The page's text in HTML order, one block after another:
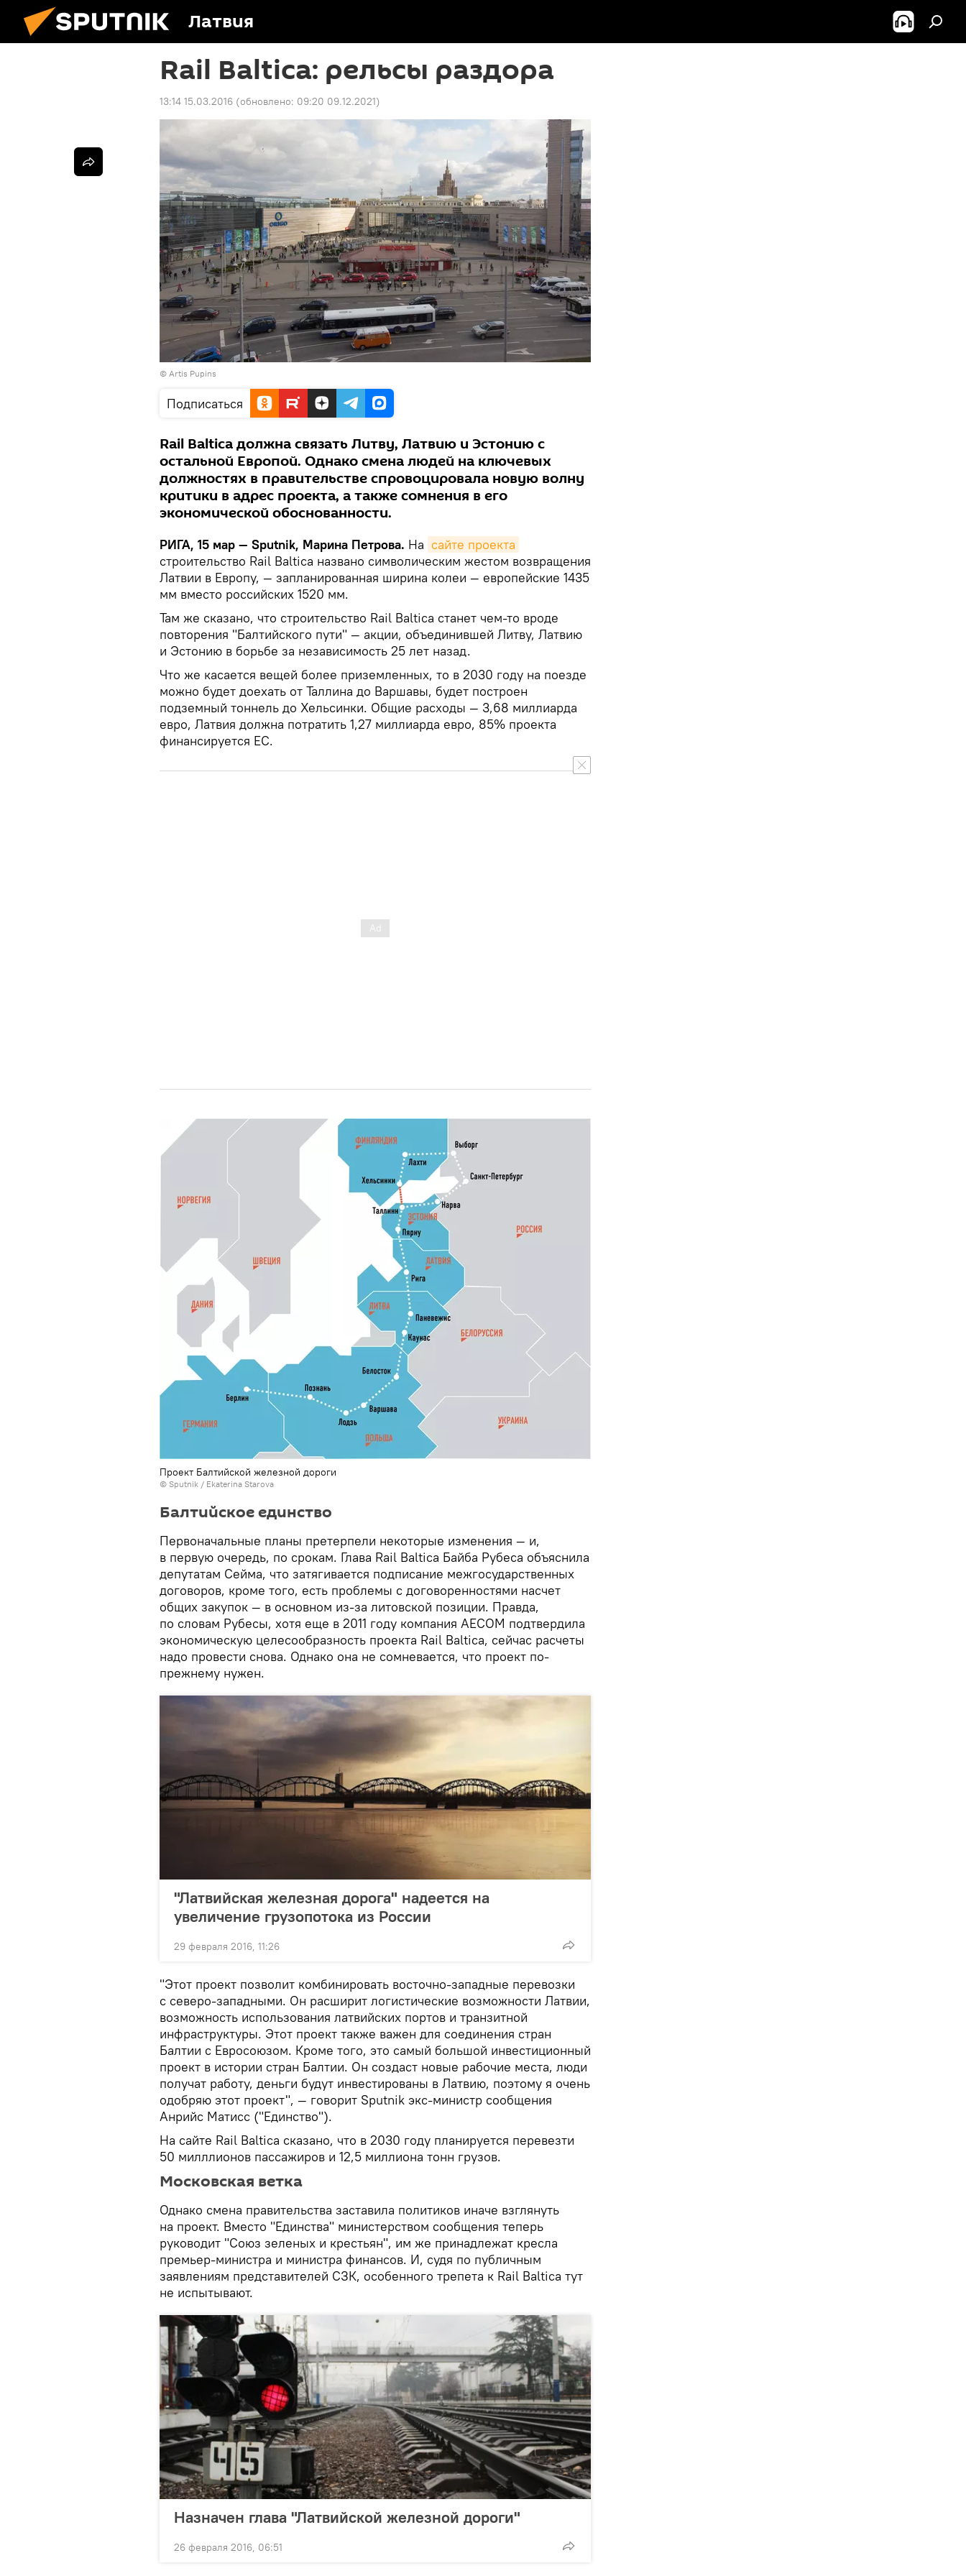
Латвия
Rail Baltica: рельсы раздора
13:14 15.03.2016 (обновлено: 09:20 09.12.2021)
© Artis Pupins
Подписаться
Rail Baltica должна связать Литву, Латвию и Эстонию с
остальной Европой. Однако смена людей на ключевых
должностях в правительстве спровоцировала новую волну
критики в адрес проекта, а также сомнения в его
экономической обоснованности.
РИГА, 15 мар — Sputnik, Марина Петрова. На сайте проекта
строительство Rail Baltica названо символическим жестом возвращения
Латвии в Европу, — запланированная ширина колеи — европейские 1435
мм вместо российских 1520 мм.
Там же сказано, что строительство Rail Baltica станет чем-то вроде
повторения "Балтийского пути" — акции, объединившей Литву, Латвию
и Эстонию в борьбе за независимость 25 лет назад.
Что же касается вещей более приземленных, то в 2030 году на поезде
можно будет доехать от Таллина до Варшавы, будет построен
подземный тоннель до Хельсинки. Общие расходы — 3,68 миллиарда
евро, Латвия должна потратить 1,27 миллиарда евро, 85% проекта
финансируется ЕС.
Проект Балтийской железной дороги
© Sputnik / Ekaterina Starova
Балтийское единство
Первоначальные планы претерпели некоторые изменения — и,
в первую очередь, по срокам. Глава Rail Baltica Байба Рубеса объяснила
депутатам Сейма, что затягивается подписание межгосударственных
договоров, кроме того, есть проблемы с договоренностями насчет
общих закупок — в основном из-за литовской позиции. Правда,
по словам Рубесы, хотя еще в 2011 году компания AECOM подтвердила
экономическую целесообразность проекта Rail Baltica, сейчас расчеты
надо провести снова. Однако она не сомневается, что проект по-
прежнему нужен.
"Латвийская железная дорога" надеется на
увеличение грузопотока из России
29 февраля 2016, 11:26
"Этот проект позволит комбинировать восточно-западные перевозки
с северо-западными. Он расширит логистические возможности Латвии,
возможность использования латвийских портов и транзитной
инфраструктуры. Этот проект также важен для соединения стран
Балтии с Евросоюзом. Кроме того, это самый большой инвестиционный
проект в истории стран Балтии. Он создаст новые рабочие места, люди
получат работу, деньги будут инвестированы в Латвию, поэтому я очень
одобряю этот проект", — говорит Sputnik экс-министр сообщения
Анрийс Матисс ("Единство").
На сайте Rail Baltica сказано, что в 2030 году планируется перевезти
50 милллионов пассажиров и 12,5 миллиона тонн грузов.
Московская ветка
Однако смена правительства заставила политиков иначе взглянуть
на проект. Вместо "Единства" министерством сообщения теперь
руководит "Союз зеленых и крестьян", им же принадлежат кресла
премьер-министра и министра финансов. И, судя по публичным
заявлениям представителей СЗК, особенного трепета к Rail Baltica тут
не испытывают.
Назначен глава "Латвийской железной дороги"
26 февраля 2016, 06:51